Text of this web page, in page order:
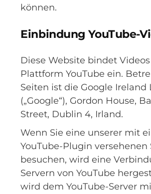
können.
Einbindung YouTube-
Diese Website bindet
Plattform YouTube ein.
Seiten ist die Google Ireland
(„Google“), Gordon House,
Street, Dublin 4, Irland.
Wenn Sie eine unserer mit
YouTube-Plugin versehenen
besuchen, wird eine
Servern von YouTube
wird dem YouTube-Server